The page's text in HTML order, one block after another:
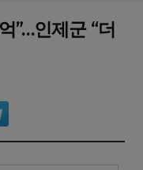
”…인제군 “더